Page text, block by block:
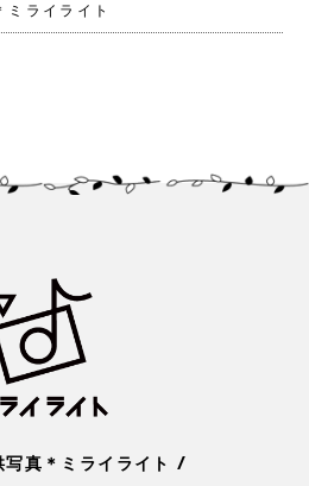
ライライト
写真＊ミライライト/